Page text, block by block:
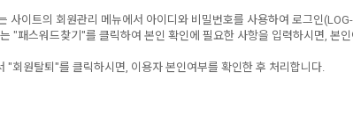
사이트의 회원관리 메뉴에서 아이디와 비밀번호를 사용하여 로그인
"패스워드찾기"를 클릭하여 본인 확인에 필요한 사항을 입력하시면, 본
"회원탈퇴"를 클릭하시면, 이용자 본인여부를 확인한 후 처리합니다.